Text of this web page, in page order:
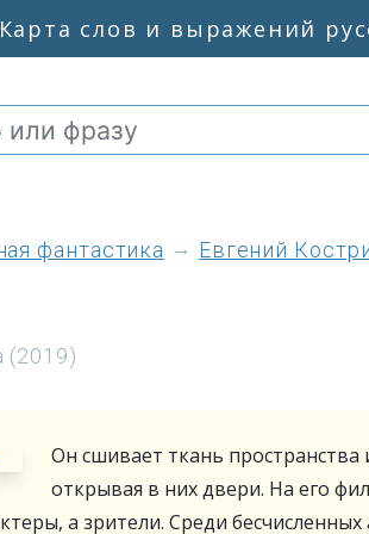
Карта слов и выражений
фантастика Евгений
(2019)
Он сшивает ткань
открывая в них двери. На его
а зрители. Cреди